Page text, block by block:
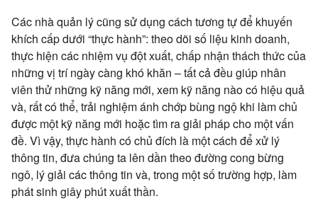
Các nhà quản lý cũng sử dụng cách tương tự để khuyến
khích cấp dưới “thực hành”: theo dõi số liệu kinh doanh,
thực hiện các nhiệm vụ đột xuất, chấp nhận thách thức của
những vị trí ngày càng khó khăn – tất cả đều giúp nhân
viên thử những kỹ năng mới, xem kỹ năng nào có hiệu quả
và, rất có thể, trải nghiệm ánh chớp bùng ngộ khi làm chủ
được một kỹ năng mới hoặc tìm ra giải pháp cho một vấn
đề. Vì vậy, thực hành có chủ đích là một cách để xử lý
thông tin, đưa chúng ta lên dần theo đường cong bừng
ngô, lý giải các thông tin và, trong một số trường hợp, làm
phát sinh giây phút xuất thần.